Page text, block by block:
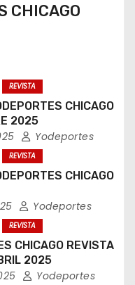
CHICAGO
REVISTA
CHICAGO
2025
Yodeportes
REVISTA
CHICAGO
Yodeportes
REVISTA
CHICAGO REVISTA
2025
Yodeportes